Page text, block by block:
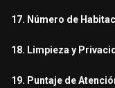
17. Número de
18. Limpieza y
19. Puntaje de